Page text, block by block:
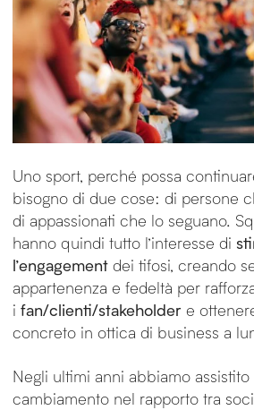
Uno sport, perché possa
bisogno di due cose: di persone
di appassionati che lo seguano.
hanno quindi tutto l’interesse di
l’engagementdei tifosi, creando
appartenenza e fedeltà per
i fan/clienti/stakeholder e
concreto in ottica di business a
Negli ultimi anni abbiamo assistito
cambiamento nel rapporto tra